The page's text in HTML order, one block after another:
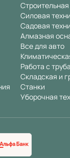
Строительная
Силовая
Садовая
Алмазная
Все для авто
Работа с
Складская и
Станки
Уборочная